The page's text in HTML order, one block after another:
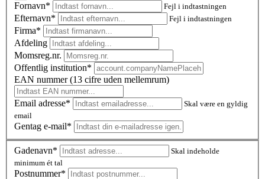
Fornavn* Fejl i indtastningen
Efternavn* Fejl i indtastningen
Firma*
Afdeling
Momsreg.nr.
Offentlig institution*
EAN nummer (13 cifre uden mellemrum)
Email adresse*
Skal være en gyldig
email
Gentag e-mail*
Gadenavn*
Skal indeholde
minimum ét tal
Postnummer*